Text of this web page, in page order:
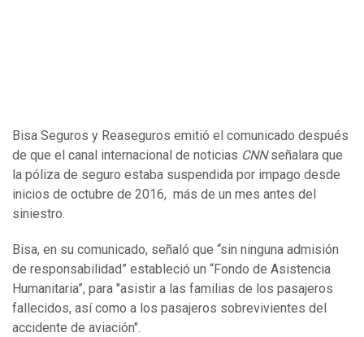
Bisa Seguros y Reaseguros emitió el comunicado después
de que el canal internacional de noticias CNNseñalara que
la póliza de seguro estaba suspendida por impago desde
inicios de octubre de 2016, más de un mes antes del
siniestro.
Bisa, en su comunicado, señaló que “sin ninguna admisión
de responsabilidad” estableció un “Fondo de Asistencia
Humanitaria”, para "asistir a las familias de los pasajeros
fallecidos, así como a los pasajeros sobrevivientes del
accidente de aviación".